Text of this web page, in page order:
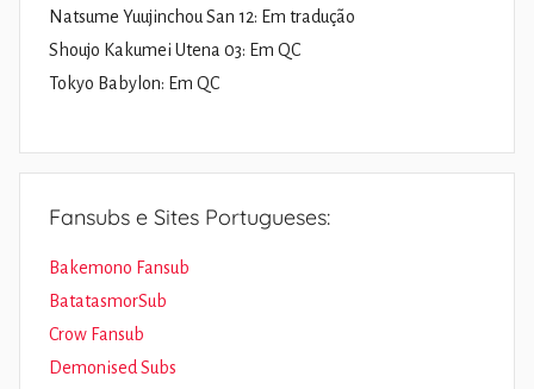
Natsume Yuujinchou San 12: Em tradução
Shoujo Kakumei Utena 03: Em QC
Tokyo Babylon: Em QC
Fansubs e Sites Portugueses:
Bakemono Fansub
BatatasmorSub
Crow Fansub
Demonised Subs